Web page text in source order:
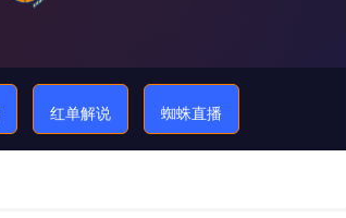
红单解说 蜘蛛直播